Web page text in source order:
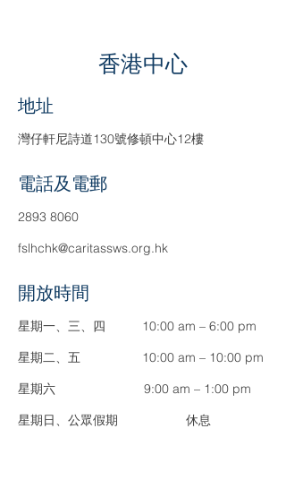
香港中心
​地址
灣仔軒尼詩道130號修頓中心12樓
電話及電郵
2893 8060
fslhchk@caritassws.org.hk
​開放時間
​星期一、三、四
​星期二、五
​星期六
​星期日、公眾假期
10:00 am – 6:00 pm
10:00 am – 10:00 pm
9:00 am – 1:00 pm
休息